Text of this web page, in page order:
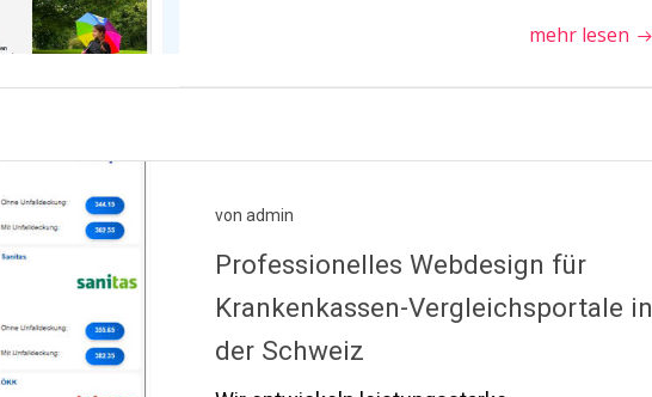
mehr lesen
vonadmin
Professionelles Webdesign für
Krankenkassen-Vergleichsportale in
der Schweiz